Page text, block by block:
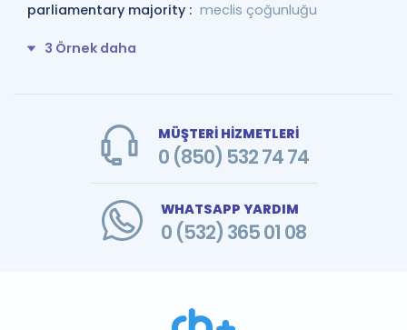
parliamentary majority : meclis çoğunluğu
3 Örnek daha
MÜŞTERİ HİZMETLERİ
0 (850) 532 74 74
WHATSAPP YARDIM
0 (532) 365 01 08